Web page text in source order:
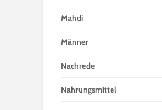
Mahdi
Männer
Nachrede
Nahrungsmittel